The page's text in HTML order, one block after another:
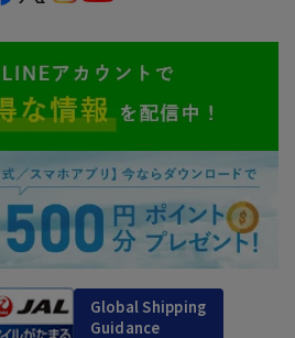
Global Shipping
Guidance